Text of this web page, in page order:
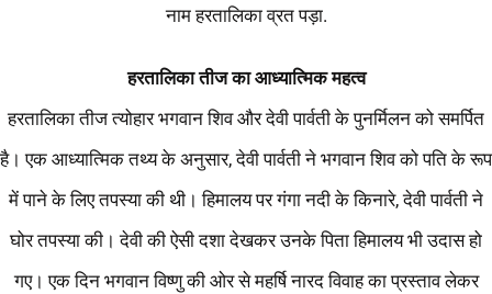
नाम हरतालिका व्रत पड़ा.
हरतालिका तीज का आध्यात्मिक महत्व
हरतालिका तीज त्योहार भगवान शिव और देवी पार्वती के पुनर्मिलन को समर्पित
है। एक आध्यात्मिक तथ्य के अनुसार, देवी पार्वती ने भगवान शिव को पति के रूप
में पाने के लिए तपस्या की थी। हिमालय पर गंगा नदी के किनारे, देवी पार्वती ने
घोर तपस्या की। देवी की ऐसी दशा देखकर उनके पिता हिमालय भी उदास हो
गए। एक दिन भगवान विष्णु की ओर से महर्षि नारद विवाह का प्रस्ताव लेकर